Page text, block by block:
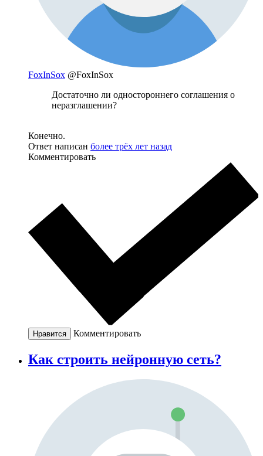
FoxInSox @FoxInSox
Достаточно ли одностороннего соглашения о
неразглашении?
Конечно.
Ответ написан более трёх лет назад
Комментировать
Нравится Комментировать
Как строить нейронную сеть?